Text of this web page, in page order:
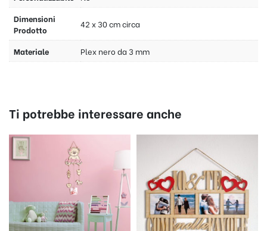
Dimensioni
Prodotto
42 x 30 cm circa
Materiale Plex nero da 3 mm
Ti potrebbe interessare anche